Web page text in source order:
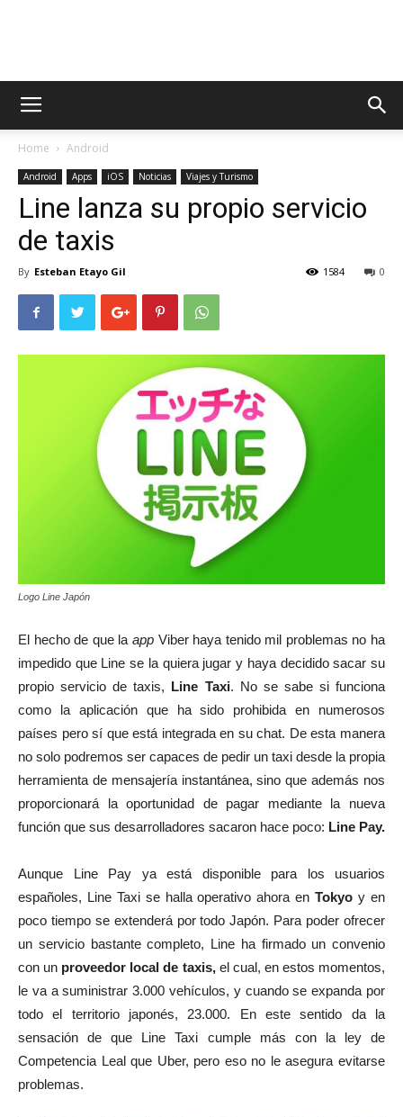
AppsTonic
Home Android
Android Apps iOS Noticias Viajes y Turismo
Line lanza su propio servicio
de taxis
By Esteban Etayo Gil 0
1584
Logo Line Japón
El hecho de que la appViber haya tenido mil problemas no ha
impedido que Line se la quiera jugar y haya decidido sacar su
propio servicio de taxis, Line Taxi. No se sabe si funciona
como la aplicación que ha sido prohibida en numerosos
países pero sí que está integrada en su chat. De esta manera
no solo podremos ser capaces de pedir un taxi desde la propia
herramienta de mensajería instantánea, sino que además nos
proporcionará la oportunidad de pagar mediante la nueva
función que sus desarrolladores sacaron hace poco: Line Pay.
Aunque Line Pay ya está disponible para los usuarios
españoles, Line Taxi se halla operativo ahora enTokyo y en
poco tiempo se extenderá por todo Japón. Para poder ofrecer
un servicio bastante completo, Line ha firmado un convenio
con un proveedor local de taxis,el cual, en estos momentos,
le va a suministrar 3.000 vehículos, y cuando se expanda por
todo el territorio japonés, 23.000. En este sentido da la
sensación de que Line Taxi cumple más con la ley de
Competencia Leal que Uber, pero eso no le asegura evitarse
problemas.